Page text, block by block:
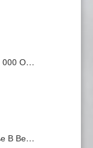
000 О…
В Ве…